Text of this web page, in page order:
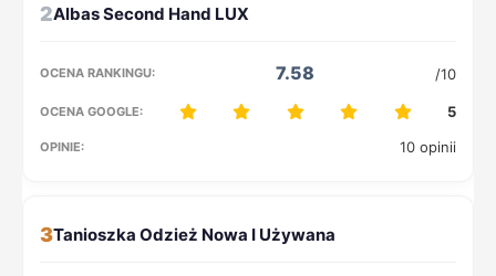
2
7.58 /10
5
10 opinii
3